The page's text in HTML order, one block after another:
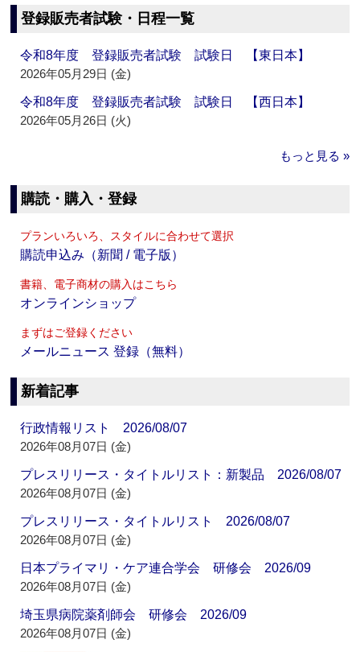
登録販売者試験・日程一覧
令和8年度 登録販売者試験 試験日 【東日本】
2026年05月29日 (金)
令和8年度 登録販売者試験 試験日 【西日本】
2026年05月26日 (火)
もっと見る »
購読・購入・登録
プランいろいろ、スタイルに合わせて選択
購読申込み（新聞 / 電子版）
書籍、電子商材の購入はこちら
オンラインショップ
まずはご登録ください
メールニュース 登録（無料）
新着記事
行政情報リスト 2026/08/07
2026年08月07日 (金)
プレスリリース・タイトルリスト：新製品 2026/08/07
2026年08月07日 (金)
プレスリリース・タイトルリスト 2026/08/07
2026年08月07日 (金)
日本プライマリ・ケア連合学会 研修会 2026/09
2026年08月07日 (金)
埼玉県病院薬剤師会 研修会 2026/09
2026年08月07日 (金)